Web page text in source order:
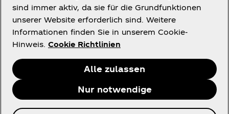
Rechtliches
Facebook
sind immer aktiv, da sie für die Grundfunktionen
unserer Website erforderlich sind. Weitere
Informationen finden Sie in unserem Cookie-
Hinweis. Cookie Richtlinien
Alle zulassen
Nur notwendige